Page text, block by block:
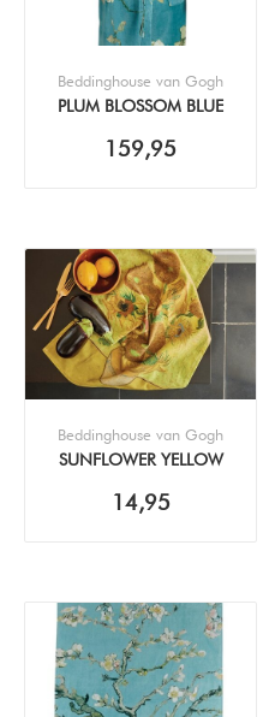
Beddinghouse van Gogh
PLUM BLOSSOM BLUE
159,95
Beddinghouse van Gogh
SUNFLOWER YELLOW
14,95